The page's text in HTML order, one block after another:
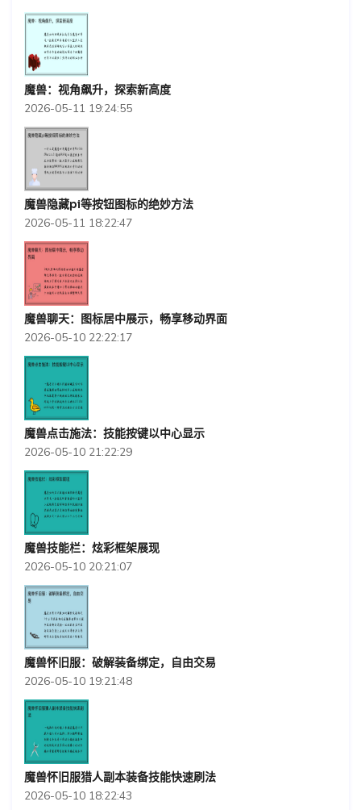
魔兽：视角飙升，探索新高度
2026-05-11 19:24:55
魔兽隐藏pi等按钮图标的绝妙方法
2026-05-11 18:22:47
魔兽聊天：图标居中展示，畅享移动界面
2026-05-10 22:22:17
魔兽点击施法：技能按键以中心显示
2026-05-10 21:22:29
魔兽技能栏：炫彩框架展现
2026-05-10 20:21:07
魔兽怀旧服：破解装备绑定，自由交易
2026-05-10 19:21:48
魔兽怀旧服猎人副本装备技能快速刷法
2026-05-10 18:22:43